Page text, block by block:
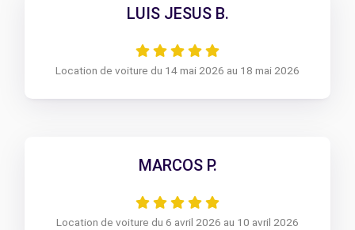
LUIS JESUS B.
Location de voiture du 14 mai 2026 au 18 mai 2026
MARCOS P.
Location de voiture du 6 avril 2026 au 10 avril 2026